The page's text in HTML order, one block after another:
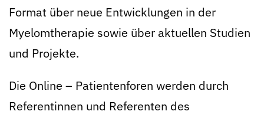
Format über neue Entwicklungen in der
Myelomtherapie sowie über aktuellen Studien
und Projekte.
Die Online – Patientenforen werden durch
Referentinnen und Referenten des